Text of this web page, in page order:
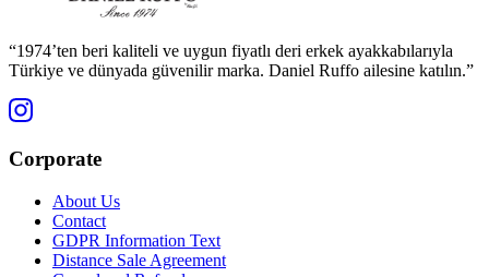
“1974’ten beri kaliteli ve uygun fiyatlı deri erkek ayakkabılarıyla
Türkiye ve dünyada güvenilir marka. Daniel Ruffo ailesine katılın.”
Corporate
About Us
Contact
GDPR Information Text
Distance Sale Agreement